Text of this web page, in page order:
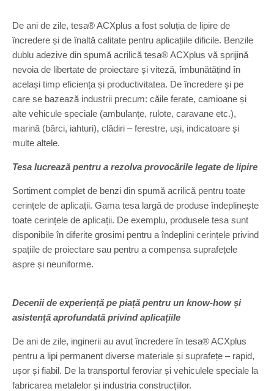
De ani de zile, tesa® ACXplus a fost soluția de lipire de
încredere și de înaltă calitate pentru aplicațiile dificile. Benzile
dublu adezive din spumă acrilică tesa® ACXplus vă sprijină
nevoia de libertate de proiectare și viteză, îmbunătățind în
același timp eficiența și productivitatea. De încredere și pe
care se bazează industrii precum: căile ferate, camioane și
alte vehicule speciale (ambulanțe, rulote, caravane etc.),
marină (bărci, iahturi), clădiri – ferestre, uși, indicatoare și
multe altele.
Tesa lucrează pentru a rezolva provocările legate de lipire
Sortiment complet de benzi din spumă acrilică pentru toate
cerințele de aplicații. Gama tesa largă de produse îndeplinește
toate cerințele de aplicații. De exemplu, produsele tesa sunt
disponibile în diferite grosimi pentru a îndeplini cerințele privind
spațiile de proiectare sau pentru a compensa suprafețele
aspre și neuniforme.
Decenii de experiență pe piață pentru un know-how și
asistență aprofundată privind aplicațiile
De ani de zile, inginerii au avut încredere în tesa® ACXplus
pentru a lipi permanent diverse materiale și suprafețe – rapid,
ușor și fiabil. De la transportul feroviar și vehiculele speciale la
fabricarea metalelor și industria construcțiilor.